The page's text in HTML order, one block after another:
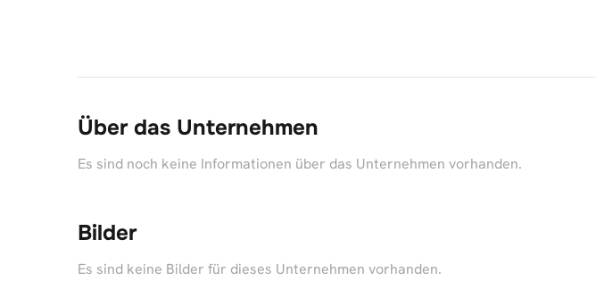
Über das Unternehmen
Es sind noch keine Informationen über das Unternehmen vorhanden.
Bilder
Es sind keine Bilder für dieses Unternehmen vorhanden.